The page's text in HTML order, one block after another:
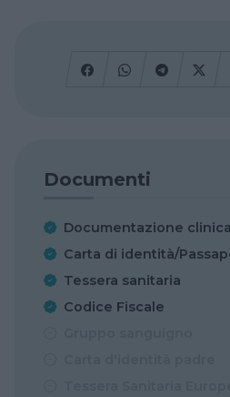
Documenti
Documentazione
Carta di identità/
Tessera sanitaria
Codice Fiscale